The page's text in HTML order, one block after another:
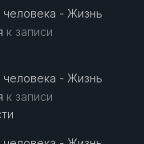
человека - Жизнь
к записи
человека - Жизнь
к записи